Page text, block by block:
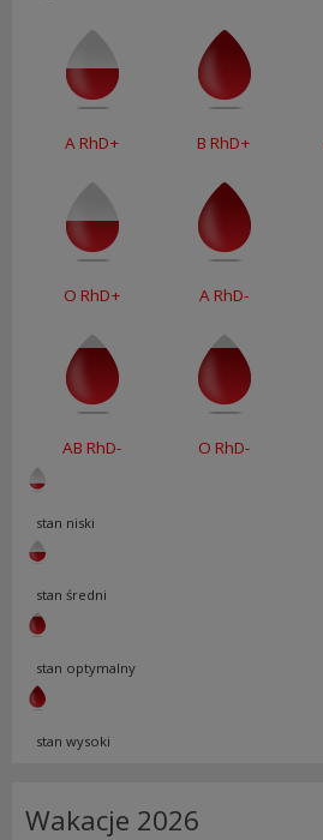
A RhD+ B RhD+
O RhD+ A RhD-
AB RhD- O RhD-
stan niski
stan średni
stan optymalny
stan wysoki
Wakacje 2026